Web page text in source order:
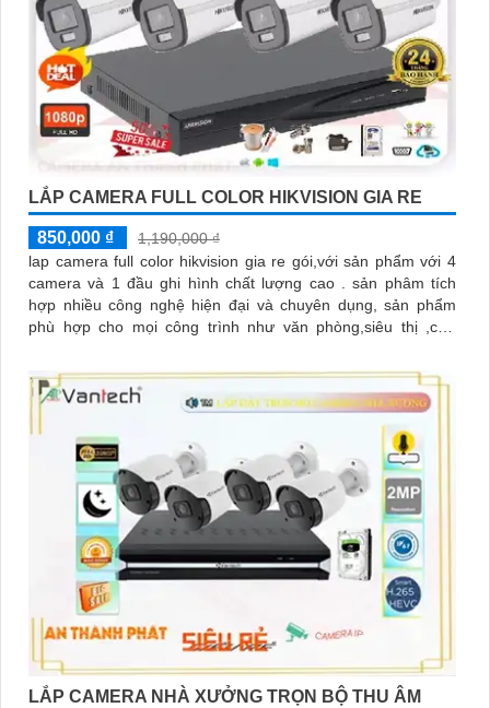
LẮP CAMERA FULL COLOR HIKVISION GIA RE
850,000 ₫
1,190,000 ₫
lap camera full color hikvision gia re gói,với sản phẩm với 4
camera và 1 đầu ghi hình chất lượng cao . sản phâm tích
hợp nhiều công nghệ hiện đại và chuyên dụng, sản phẩm
phù hợp cho mọi công trình như văn phòng,siêu thị ,cửa
LẮP CAMERA NHÀ XƯỞNG TRỌN BỘ THU ÂM